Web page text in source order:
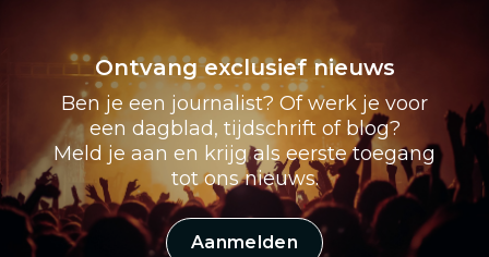
Ontvang exclusief nieuws
Ben je een journalist? Of werk je voor
een dagblad, tijdschrift of blog?
Meld je aan en krijg als eerste toegang
tot ons nieuws.
Aanmelden